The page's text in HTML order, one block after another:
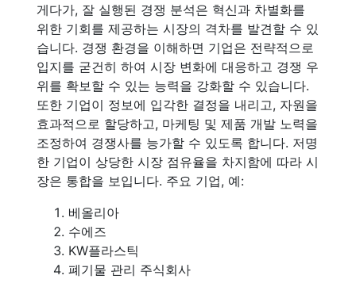
게다가, 잘 실행된 경쟁 분석은 혁신과 차별화를
위한 기회를 제공하는 시장의 격차를 발견할 수 있
습니다. 경쟁 환경을 이해하면 기업은 전략적으로
입지를 굳건히 하여 시장 변화에 대응하고 경쟁 우
위를 확보할 수 있는 능력을 강화할 수 있습니다.
또한 기업이 정보에 입각한 결정을 내리고, 자원을
효과적으로 할당하고, 마케팅 및 제품 개발 노력을
조정하여 경쟁사를 능가할 수 있도록 합니다. 저명
한 기업이 상당한 시장 점유율을 차지함에 따라 시
장은 통합을 보입니다. 주요 기업, 예:
베올리아
수에즈
KW플라스틱
폐기물 관리 주식회사